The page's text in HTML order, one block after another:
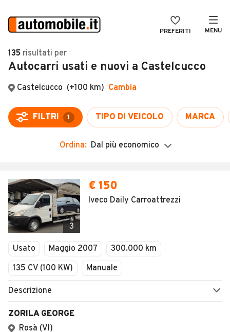
PREFERITI MENU
Auto
Auto usate
Auto Km 0
Auto Nuove
Noleggio a lungo termine
Moto
Camper
Veicoli Commerciali
Concessionari
VENDI
MAGAZINE
ACCEDI
135 risultati per
Autocarri usati e nuovi a Castelcucco
Castelcucco (+100 km) Cambia
FILTRI 1 TIPO DI VEICOLO MARCA
Ordina: Dal più economico